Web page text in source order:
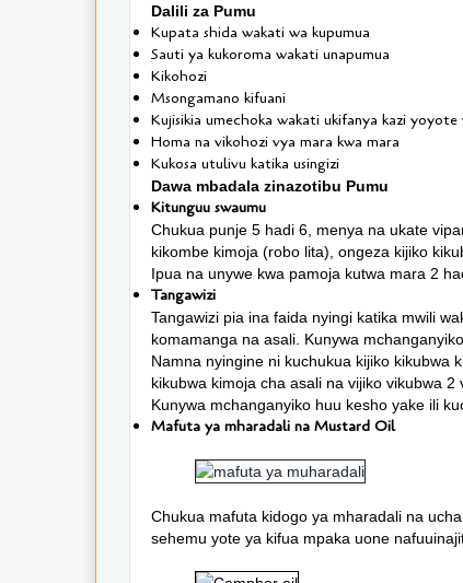
Dalili za Pumu
Kupata shida wakati wa kupumua
Sauti ya kukoroma wakati unapumua
Kikohozi
Msongamano kifuani
Kujisikia umechoka wakati ukifanya kazi yoyote
Homa na vikohozi vya mara kwa mara
Kukosa utulivu katika usingizi
Dawa mbadala zinazotibu Pumu
Kitunguu swaumu
Chukua punje 5 hadi 6, menya na ukate
kikombe kimoja (robo lita), ongeza kijiko
Ipua na unywe kwa pamoja kutwa mara 2
Tangawizi
Tangawizi pia ina faida nyingi katika mwili
komamanga na asali. Kunywa
Namna nyingine ni kuchukua kijiko kikubwa
kikubwa kimoja cha asali na vijiko vikubwa
Kunywa mchanganyiko huu kesho yake ili
Mafuta ya mharadali na Mustard Oil
Chukua mafuta kidogo ya mharadali na
sehemu yote ya kifua mpaka uone